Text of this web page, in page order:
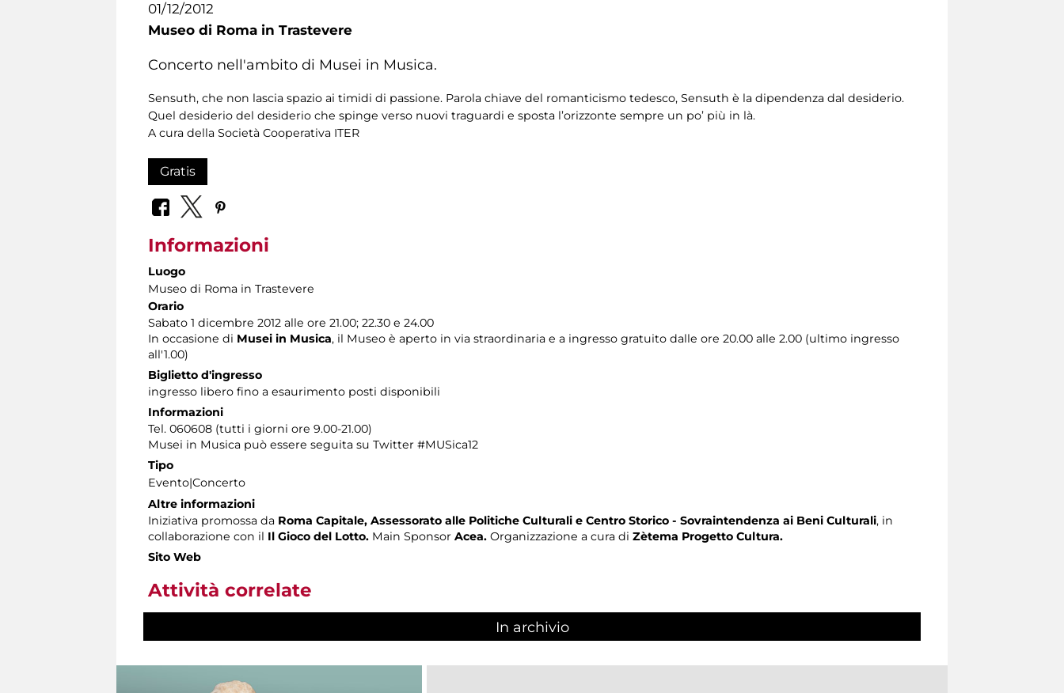
01/12/2012
Museo di Roma in Trastevere
Concerto nell'ambito di Musei in Musica.
Sensuth, che non lascia spazio ai timidi di passione. Parola chiave del romanticismo tedesco, Sensuth è la dipendenza dal desiderio.
Quel desiderio del desiderio che spinge verso nuovi traguardi e sposta l’orizzonte sempre un po’ più in là.
A cura della Società Cooperativa ITER
Gratis
Informazioni
Luogo
Museo di Roma in Trastevere
Orario
Sabato 1 dicembre 2012 alle ore 21.00; 22.30 e 24.00
In occasione di Musei in Musica, il Museo è aperto in via straordinaria e a ingresso gratuito dalle ore 20.00 alle 2.00 (ultimo ingresso
all'1.00)
Biglietto d'ingresso
ingresso libero fino a esaurimento posti disponibili
Informazioni
Tel. 060608 (tutti i giorni ore 9.00-21.00)
Musei in Musica può essere seguita su Twitter #MUSica12
Tipo
Evento|Concerto
Altre informazioni
Iniziativa promossa da Roma Capitale, Assessorato alle Politiche Culturali e Centro Storico - Sovraintendenza ai Beni Culturali, in
collaborazione con il Il Gioco del Lotto. Main Sponsor Acea. Organizzazione a cura di Zètema Progetto Cultura.
Sito Web
Attività correlate
In archivio